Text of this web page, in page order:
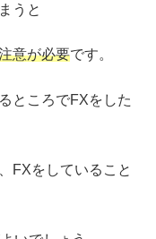
うと
意が必要です。
ところでFXをした
FXをしていること